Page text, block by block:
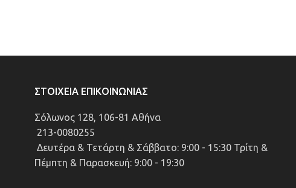
ΣΤΟΙΧΕΊΑ ΕΠΙΚΟΙΝΩΝΊΑΣ
Σόλωνος 128, 106-81 Αθήνα
213-0080255
Δευτέρα & Τετάρτη & Σάββατο: 9:00 - 15:30 Τρίτη &
Πέμπτη & Παρασκευή: 9:00 - 19:30